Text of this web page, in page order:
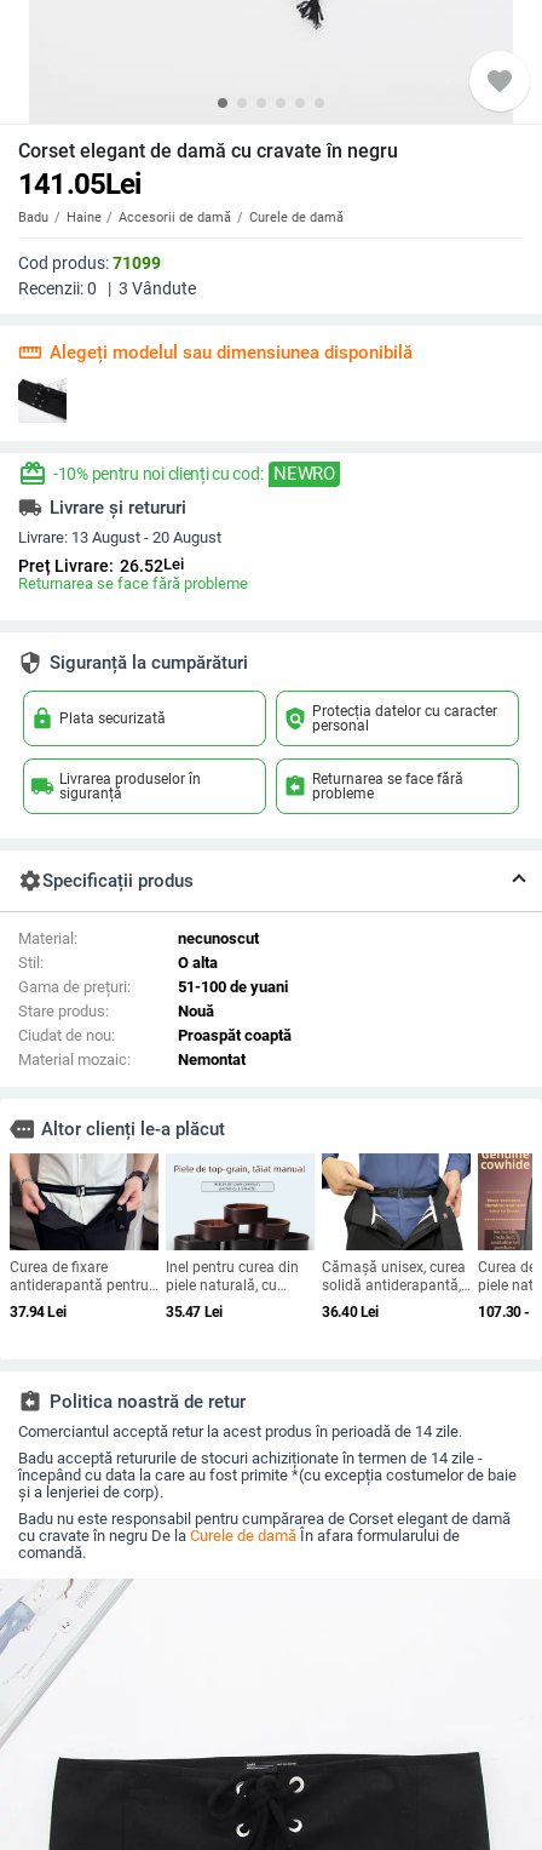
favorite
Corset elegant de damă cu cravate în negru
141.05Lei
Badu Haine Accesorii de damă Curele de damă
Cod produs:71099
Recenzii:0 | 3 Vândute
straighten Alegeți modelul sau dimensiunea disponibilă
redeem -10% pentru noi clienți cu cod: NEWRO
local_shipping Livrare și retururi
Livrare: 13 August - 20 August
Preț Livrare: 26.52Lei
Returnarea se face fără probleme
security Siguranță la cumpărături
lock Plata securizată policy Protecția datelor cu caracter
personal
local_shipping Livrarea produselor în
siguranță
assignment_return Returnarea se face fără
probleme
settingsSpecificații produs
Material:
necunoscut
Stil:
O alta
Gama de prețuri:
51-100 de yuani
Stare produs:
Nouă
Ciudat de nou:
Proaspăt coaptă
Material mozaic:
Nemontat
more Altor clienți le-a plăcut
Curea de fixare
antiderapantă pentru
cămașă, curea fixă
pentru tiv de rochie de
lungime
37.94Lei
Inel pentru curea din
piele naturală, cu
cataramă automată,
piele de vită, primul
35.47 Lei
Cămașă unisex, curea
solidă antiderapantă,
tiv formal, antirid,
antiderapant, corset
36.40Lei
Curea
piele
top, fără
107.30 -
assignment_return Politica noastră de retur
Comerciantul acceptă retur la acest produs în perioadă de 14 zile.
Badu acceptă retururile de stocuri achiziționate în termen de 14 zile -
începând cu data la care au fost primite *(cu excepția costumelor de baie
și a lenjeriei de corp).
Badu nu este responsabil pentru cumpărarea de Corset elegant de damă
cu cravate în negru De la Curele de damă În afara formularului de
comandă.